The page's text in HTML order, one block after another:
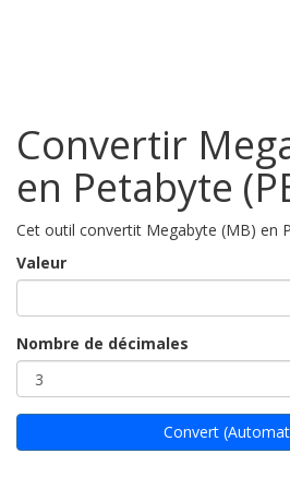
Convertir
en Petabyte
Cet outil convertit Megabyte (MB) en
Valeur
Nombre de décimales
Convert